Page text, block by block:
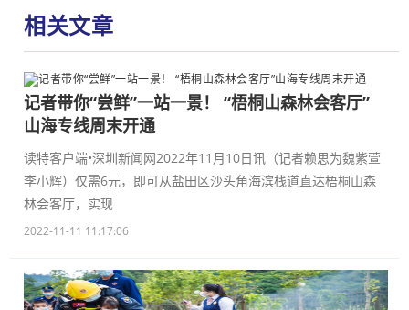
相关文章
记者带你“尝鲜”一站一景！ “梧桐山森林会客厅”
山海专线周末开通
读特客户端•深圳新闻网2022年11月10日讯（记者赖思为魏紫萱
李小辉）仅需6元，即可从盐田区沙头角海滨栈道直达梧桐山森
林会客厅，实现
2022-11-11 11:17:06